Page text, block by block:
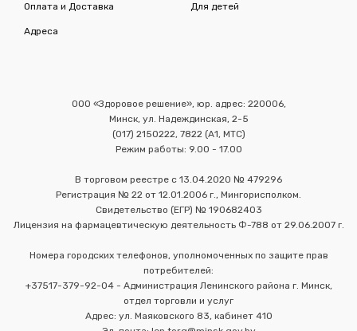
Оплата и Доставка
Адреса
Для детей
ООО «Здоровое решение», юр. адрес: 220006,
Минск, ул. Надеждинская, 2-5
(017) 2150222, 7822 (А1, МТС)
Режим работы: 9.00 - 17.00
В торговом реестре с 13.04.2020 № 479296
Регистрация № 22 от 12.01.2006 г., Мингорисполком.
Свидетельство (ЕГР) № 190682403
Лицензия на фармацевтическую деятельность Ф-788 от 29.06.2007 г.
Номера городских телефонов, уполномоченных по защите прав
потребителей:
+37517-379-92-04 - Администрация Ленинского района г. Минск,
отдел торговли и услуг
Адрес: ул. Маяковского 83, кабинет 410